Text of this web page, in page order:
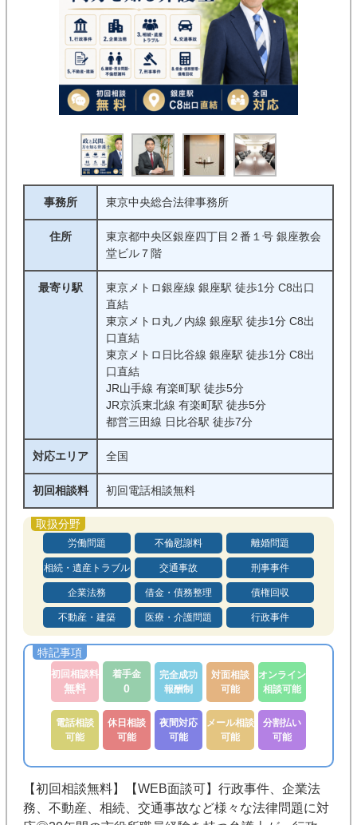
分野
労働問題 不倫慰謝料
離婚問題 相続・遺産トラブル
交通事故 刑事事件
借金・債務整理
債権回収 不動産・建築
詐欺・消費者被害 インターネット
医療・介護問題
初回相談料無料
完全成功報酬制
オンライン相談可能 電話相談可能
メール相談可能
分割払い可能 法テラス利用可
事務所 東京中央総合法律事務所
住所
東京都中央区銀座四丁目２番１号 銀座教会
堂ビル７階
最寄り駅
東京メトロ銀座線 銀座駅 徒歩1分 C8出口
直結
東京メトロ丸ノ内線 銀座駅 徒歩1分 C8出
口直結
東京メトロ日比谷線 銀座駅 徒歩1分 C8出
口直結
JR山手線 有楽町駅 徒歩5分
JR京浜東北線 有楽町駅 徒歩5分
都営三田線 日比谷駅 徒歩7分
対応エリア 全国
初回相談料 初回電話相談無料
労働問題 不倫慰謝料 離婚問題
相続・遺産トラブル 交通事故 刑事事件
企業法務 借金・債務整理 債権回収
不動産・建築 医療・介護問題 行政事件
初回相談料
無料
着手金
0
完全成功
報酬制
対面相談
可能
オンライン
相談可能
電話相談
可能
休日相談
可能
夜間対応
可能
メール相談
可能
分割払い
可能
【初回相談無料】【WEB面談可】行政事件、企業法
務、不動産、相続、交通事故など様々な法律問題に対